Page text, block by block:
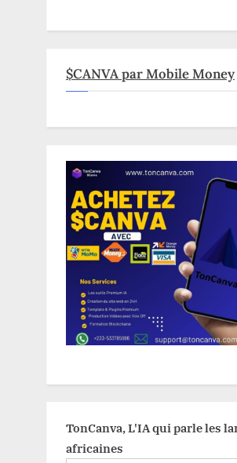
$CANVA par Mobile Money
TonCanva, L'IA qui parle les
africaines